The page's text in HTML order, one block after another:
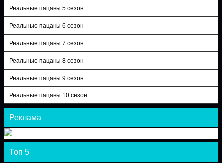
Реальные пацаны 5 сезон
Реальные пацаны 6 сезон
Реальные пацаны 7 сезон
Реальные пацаны 8 сезон
Реальные пацаны 9 сезон
Реальные пацаны 10 сезон
Реклама
Топ 5